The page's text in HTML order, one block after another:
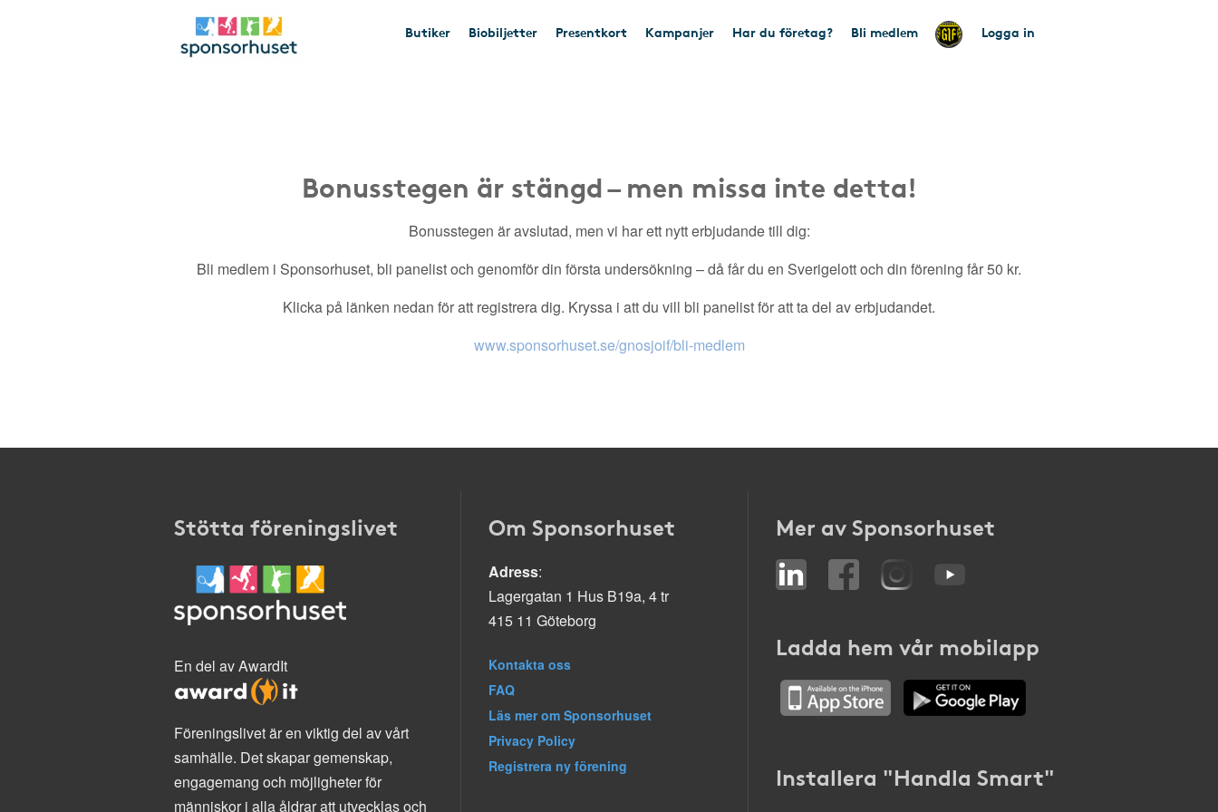
Butiker Biobiljetter Presentkort Kampanjer Har du företag? Bli medlem Logga in
Bonusstegen är stängd – men missa inte detta!
Bonusstegen är avslutad, men vi har ett nytt erbjudande till dig:
Bli medlem i Sponsorhuset, bli panelist och genomför din första undersökning – då får du en Sverigelott och din förening får 50 kr.
Klicka på länken nedan för att registrera dig. Kryssa i att du vill bli panelist för att ta del av erbjudandet.
www.sponsorhuset.se/gnosjoif/bli-medlem
Stötta föreningslivet
En del av AwardIt
Föreningslivet är en viktig del av vårt
samhälle. Det skapar gemenskap,
engagemang och möjligheter för
människor i alla åldrar att utvecklas och
Om Sponsorhuset
Adress:
Lagergatan 1 Hus B19a, 4 tr
415 11 Göteborg
Kontakta oss
FAQ
Läs mer om Sponsorhuset
Privacy Policy
Registrera ny förening
Mer av Sponsorhuset
Ladda hem vår mobilapp
Installera "Handla Smart"